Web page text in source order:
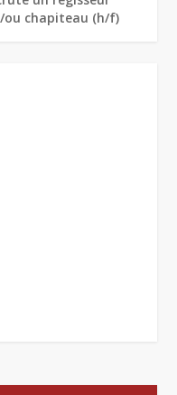
chapiteau (h/f)